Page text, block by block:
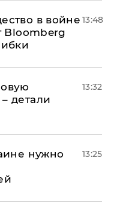
в войне
Bloomberg
13:48
детали
13:32
нужно
13:25